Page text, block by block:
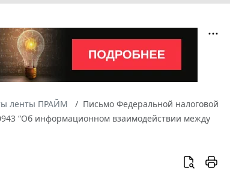
ленты ПРАЙМ
Письмо Федеральной налоговой
“Об информационном взаимодействии между